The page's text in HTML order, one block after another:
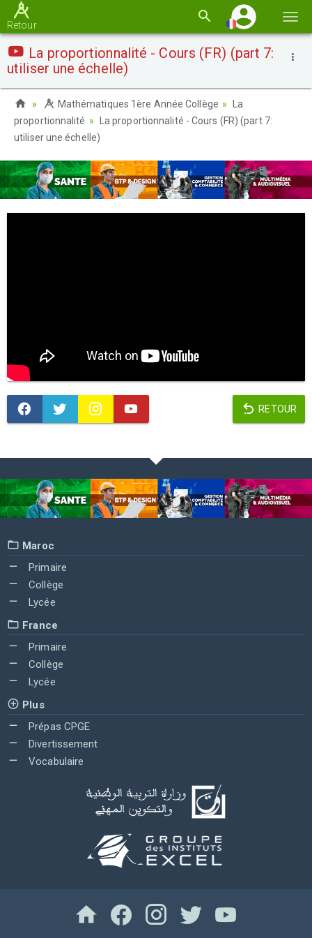
la
Retour
La proportionnalité - Cours (FR) (part 7:
utiliser une échelle)
Mathématiques 1ère Année Collège
La
proportionnalité
La proportionnalité - Cours (FR) (part 7:
utiliser une échelle)
RETOUR
Maroc
Primaire
Collège
Lycée
France
Primaire
Collège
Lycée
Plus
Prépas CPGE
Divertissement
Vocabulaire